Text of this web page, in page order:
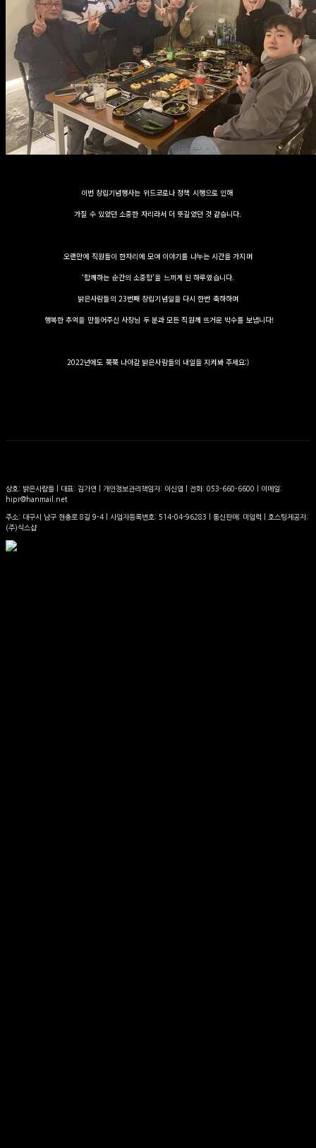
이번 창립기념행사는 위드코로나 정책 시행으로 인해
가질 수 있었던 소중한 자리라서 더 뜻깊었던 것 같습니다.
오랜만에 직원들이 한자리에 모여 이야기를 나누는 시간을 가지며
‘함께하는 순간의 소중함’을 느끼게 된 하루였습니다.
밝은사람들의 23번째 창립기념일을 다시 한번 축하하며
행복한 추억을 만들어주신 사장님 두 분과 모든 직원께 뜨거운 박수를 보냅니다!
2022년에도 쭉쭉 나아갈 밝은사람들의 내일을 지켜봐 주세요:)
상호: 밝은사람들 | 대표: 김가연 | 개인정보관리책임자: 이신엽 | 전화: 053-660-6600 | 이메일:
hipr@hanmail.net
주소: 대구시 남구 현충로 8길 9-4 | 사업자등록번호: 514-04-96283 | 통신판매: 미입력 | 호스팅제공자:
(주)식스샵